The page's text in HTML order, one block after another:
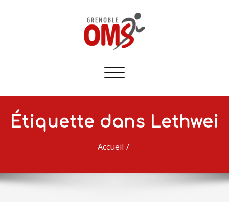
Afficher/masquer
navigation
Étiquette dans Lethwei
Accueil